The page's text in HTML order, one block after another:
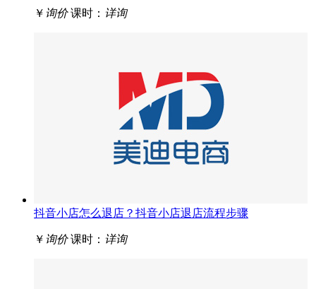
￥ 询价 课时： 详询
抖音小店怎么退店？抖音小店退店流程步骤
￥ 询价 课时： 详询